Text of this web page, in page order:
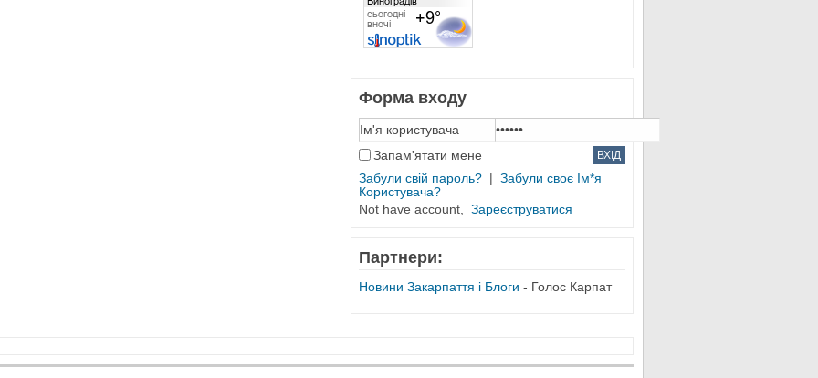
Форма входу
Запам'ятати мене
Забули свій пароль? | Забули своє Ім*я
Користувача?
Not have account, Зареєструватися
Партнери:
Новини Закарпаття і Блоги - Голос Карпат